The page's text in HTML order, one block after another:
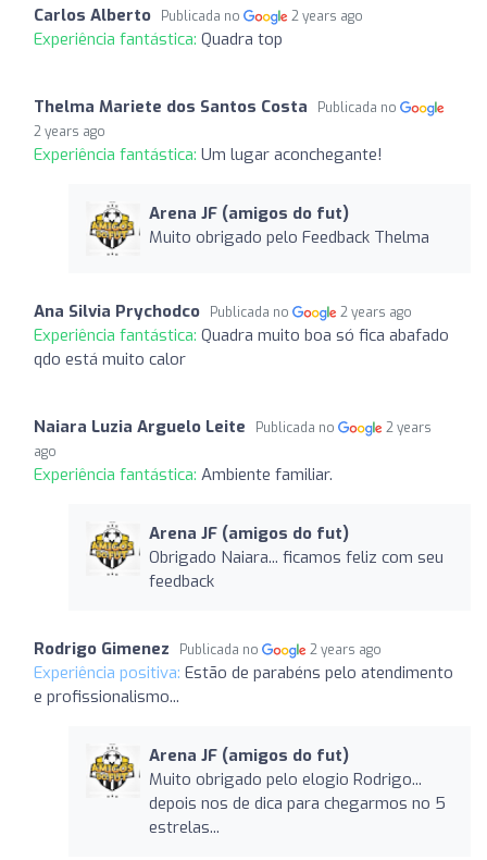
Carlos Alberto Publicada no 2 years ago
Experiência fantástica: Quadra top
Thelma Mariete dos Santos Costa
Publicada no
2 years ago
Experiência fantástica: Um lugar aconchegante!
Arena JF (amigos do fut)
Muito obrigado pelo Feedback Thelma
Ana Silvia Prychodco Publicada no 2 years ago
Experiência fantástica: Quadra muito boa só fica abafado
qdo está muito calor
Naiara Luzia Arguelo Leite Publicada no
2 years
ago
Experiência fantástica: Ambiente familiar.
Arena JF (amigos do fut)
Obrigado Naiara... ficamos feliz com seu
feedback
Rodrigo Gimenez Publicada no 2 years ago
Experiência positiva: Estão de parabéns pelo atendimento
e profissionalismo...
Arena JF (amigos do fut)
Muito obrigado pelo elogio Rodrigo...
depois nos de dica para chegarmos no 5
estrelas...